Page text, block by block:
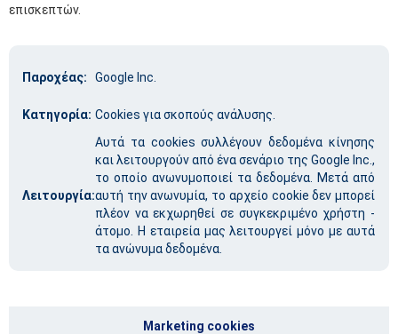
επισκεπτών.
Παροχέας: Google Inc.
Κατηγορία: Cookies για σκοπούς ανάλυσης.
Λειτουργία:
Αυτά τα cookies συλλέγουν δεδομένα κίνησης
και λειτουργούν από ένα σενάριο της Google Inc.,
το οποίο ανωνυμοποιεί τα δεδομένα. Μετά από
αυτή την ανωνυμία, το αρχείο cookie δεν μπορεί
πλέον να εκχωρηθεί σε συγκεκριμένο χρήστη -
άτομο. Η εταιρεία μας λειτουργεί μόνο με αυτά
τα ανώνυμα δεδομένα.
Marketing cookies